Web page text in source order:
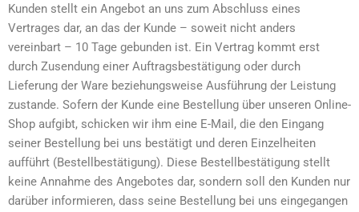
Kunden stellt ein Angebot an uns zum Abschluss eines
Vertrages dar, an das der Kunde – soweit nicht anders
vereinbart – 10 Tage gebunden ist. Ein Vertrag kommt erst
durch Zusendung einer Auftragsbestätigung oder durch
Lieferung der Ware beziehungsweise Ausführung der Leistung
zustande. Sofern der Kunde eine Bestellung über unseren Online-
Shop aufgibt, schicken wir ihm eine E-Mail, die den Eingang
seiner Bestellung bei uns bestätigt und deren Einzelheiten
aufführt (Bestellbestätigung). Diese Bestellbestätigung stellt
keine Annahme des Angebotes dar, sondern soll den Kunden nur
darüber informieren, dass seine Bestellung bei uns eingegangen